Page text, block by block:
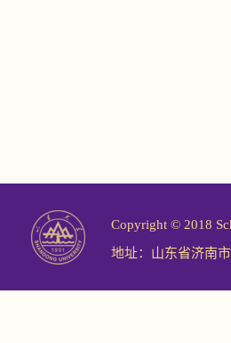
Copyright © 2018
地址：山东省济南